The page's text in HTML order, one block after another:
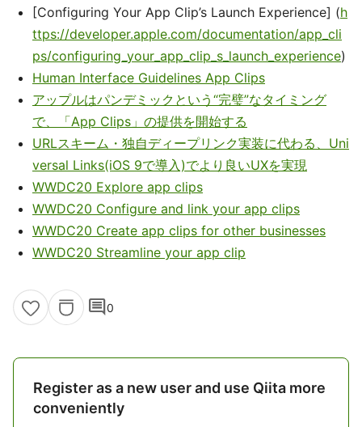
[Configuring Your App Clip’s Launch Experience] (h
ttps://developer.apple.com/documentation/app_cli
ps/configuring_your_app_clip_s_launch_experience)
Human Interface Guidelines App Clips
アップルはパンデミックという“完璧”なタイミング
で、「App Clips」の提供を開始する
URLスキーム・独自ディープリンク実装に代わる、Uni
versal Links(iOS 9で導入)でより良いUXを実現
WWDC20 Explore app clips
WWDC20 Configure and link your app clips
WWDC20 Create app clips for other businesses
WWDC20 Streamline your app clip
comment0
Register as a new user and use Qiita more
conveniently